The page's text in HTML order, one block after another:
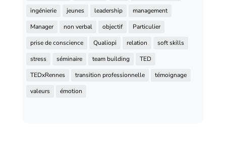
ingénierie
jeunes leadership
management
Manager
non verbal objectif
Particulier
prise de conscience
Qualiopi relation
soft skills
stress
séminaire team building
TED
TEDxRennes
transition professionnelle
témoignage
valeurs
émotion